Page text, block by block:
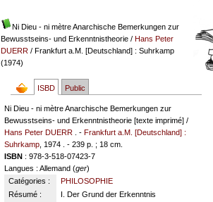
Ni Dieu - ni mètre Anarchische Bemerkungen zur
Bewusstseins- und Erkenntnistheorie/ Hans Peter
DUERR/ Frankfurt a.M. [Deutschland] : Suhrkamp
(1974)
ISBD Public
Ni Dieu - ni mètre Anarchische Bemerkungen zur
Bewusstseins- und Erkenntnistheorie [texte imprimé] /
Hans Peter DUERR . -Frankfurt a.M. [Deutschland] :
Suhrkamp , 1974 . - 239 p. ; 18 cm.
ISBN : 978-3-518-07423-7
Langues : Allemand (ger)
Catégories :
PHILOSOPHIE
Résumé :
I. Der Grund der Erkenntnis